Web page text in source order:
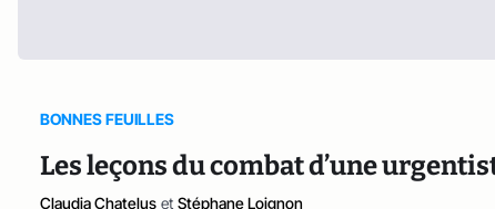
BONNES FEUILLES
Les leçons du combat d’une
Claudia Chatelus et Stéphane Loignon